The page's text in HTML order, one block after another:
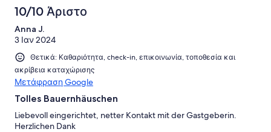
10/10 Άριστο
Anna J.
3 Ιαν 2024
Θετικά: Καθαριότητα, check-in, επικοινωνία, τοποθεσία και
ακρίβεια καταχώρισης
Μετάφραση Google
Tolles Bauernhäuschen
Liebevoll eingerichtet, netter Kontakt mit der Gastgeberin.
Herzlichen Dank